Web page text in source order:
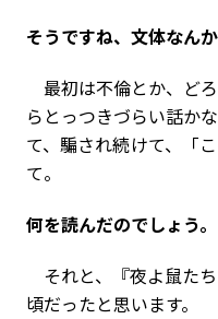
――そうですね、文体なん
最初は不倫とか、ど
らとっつきづらい話か
て、騙され続けて、「
て。
――何を読んだのでしょう
それと、『夜よ鼠た
頃だったと思います。